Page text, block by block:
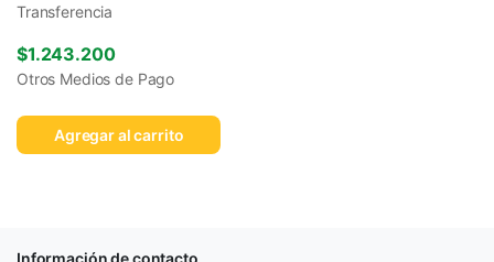
Transferencia
$1.243.200
Otros Medios de Pago
Agregar al carrito